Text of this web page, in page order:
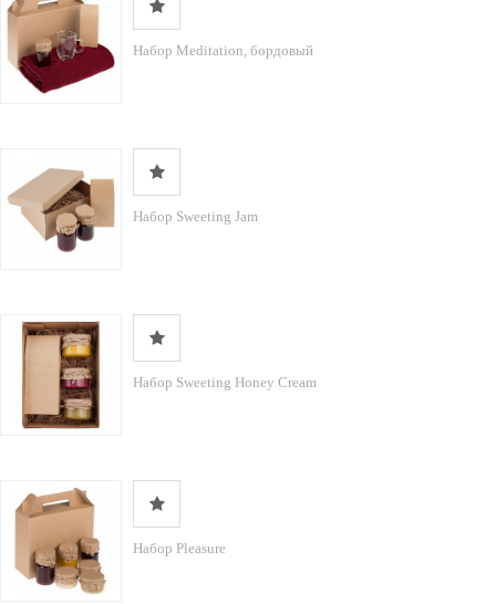
Набор Meditation, бордовый
Набор Sweeting Jam
Набор Sweeting Honey Cream
Набор Pleasure